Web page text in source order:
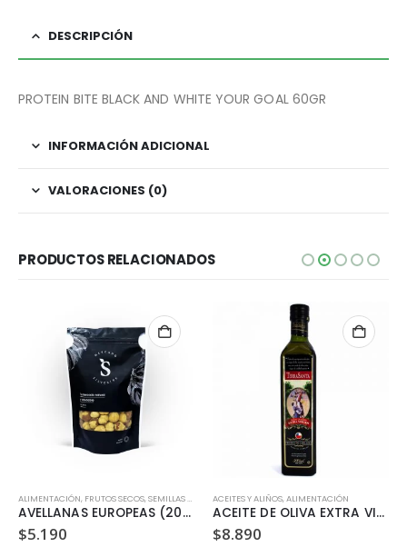
DESCRIPCIÓN
PROTEIN BITE BLACK AND WHITE YOUR GOAL 60GR
INFORMACIÓN ADICIONAL
VALORACIONES (0)
PRODUCTOS RELACIONADOS
ALIMENTACIÓN, FRUTOS SECOS, SEMILLAS Y LEGUMBRES
AVELLANAS EUROPEAS (200 GR)
$5.190
ACEITES Y ALIÑOS,ALIMENTACIÓN
ACEITE DE OLIVA EXTRA VIRGEN TERRASANTA 500ML
$8.890